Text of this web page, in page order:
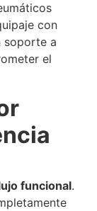
con
soporte a
el
funcional.